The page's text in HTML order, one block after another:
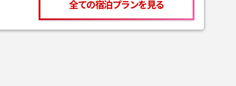
全ての宿泊プランを見る